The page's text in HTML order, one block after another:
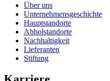
Über uns
Unternehmensgeschichte
Hauptstandorte
Abholstandorte
Nachhaltigkeit
Lieferanten
Stiftung